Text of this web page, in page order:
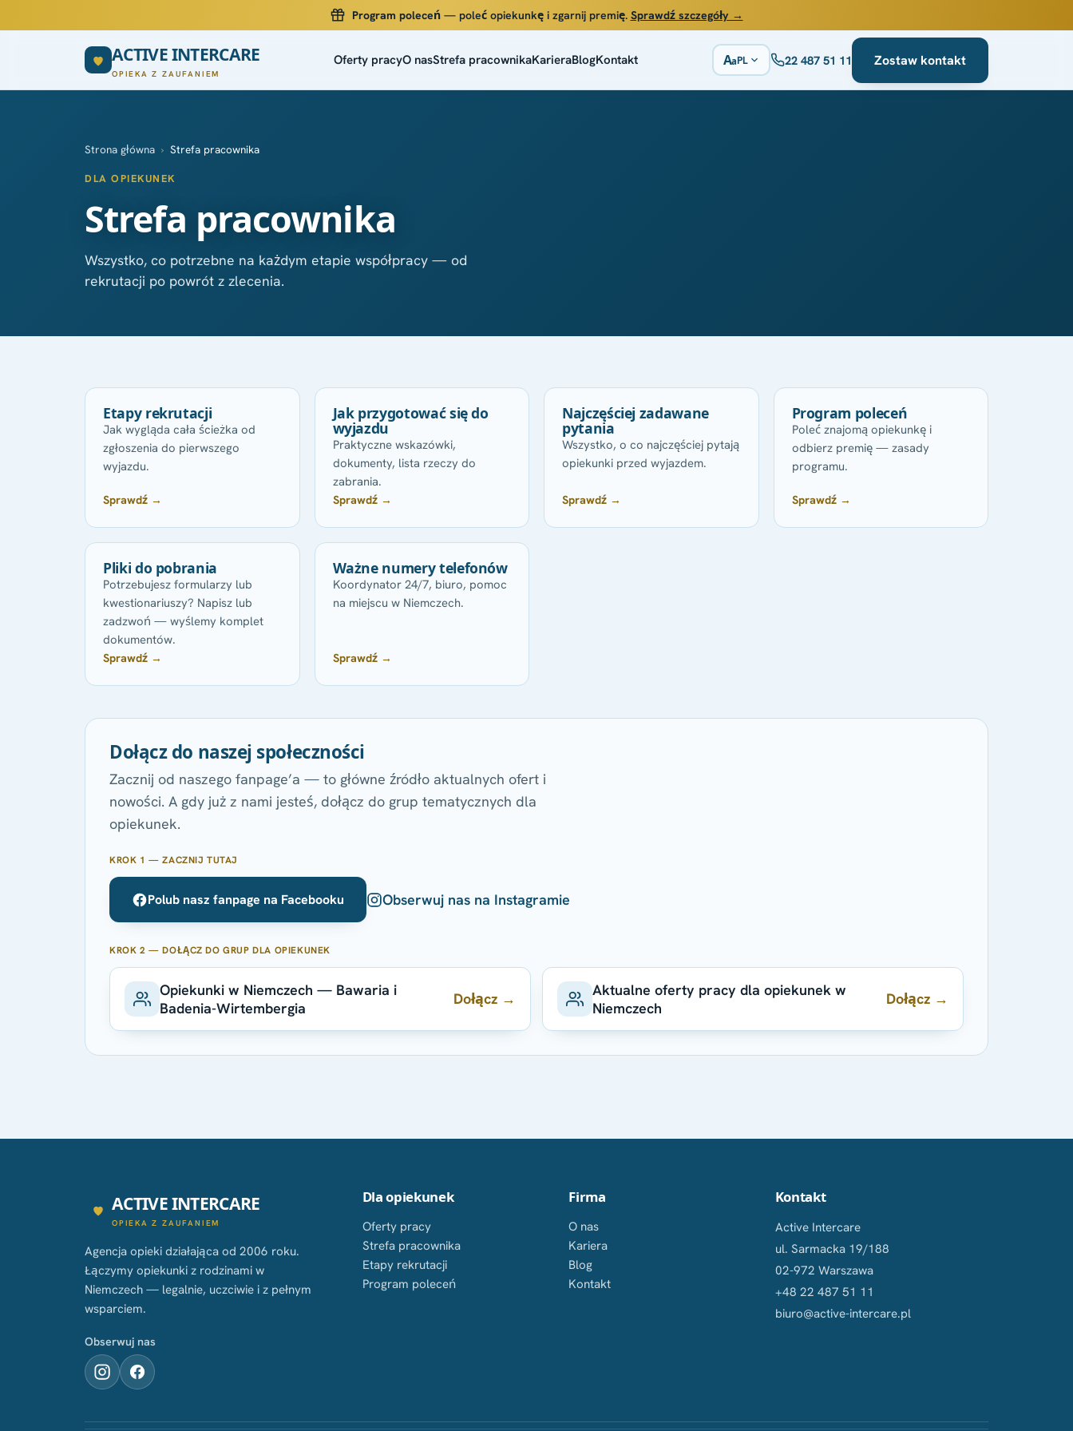
Program poleceń— poleć opiekunkę i zgarnij premię. Sprawdź szczegóły →
ACTIVE INTERCARE
OPIEKA Z ZAUFANIEM
Oferty pracyO nasStrefa pracownikaKarieraBlogKontakt AaPL 22 487 51 11 Zostaw kontakt
Strona główna › Strefa pracownika
DLA OPIEKUNEK
Strefa pracownika
Wszystko, co potrzebne na każdym etapie współpracy — od
rekrutacji po powrót z zlecenia.
Etapy rekrutacji
Jak wygląda cała ścieżka od
zgłoszenia do pierwszego
wyjazdu.
Sprawdź →
Jak przygotować się do
wyjazdu
Praktyczne wskazówki,
dokumenty, lista rzeczy do
zabrania.
Sprawdź →
Najczęściej zadawane
pytania
Wszystko, o co najczęściej pytają
opiekunki przed wyjazdem.
Sprawdź →
Program poleceń
Poleć znajomą opiekunkę i
odbierz premię — zasady
programu.
Sprawdź →
Pliki do pobrania
Potrzebujesz formularzy lub
kwestionariuszy? Napisz lub
zadzwoń — wyślemy komplet
dokumentów.
Sprawdź →
Ważne numery telefonów
Koordynator 24/7, biuro, pomoc
na miejscu w Niemczech.
Sprawdź →
Dołącz do naszej społeczności
Zacznij od naszego fanpage’a — to główne źródło aktualnych ofert i
nowości. A gdy już z nami jesteś, dołącz do grup tematycznych dla
opiekunek.
KROK 1 — ZACZNIJ TUTAJ
Polub nasz fanpage na Facebooku Obserwuj nas na Instagramie
KROK 2 — DOŁĄCZ DO GRUP DLA OPIEKUNEK
Opiekunki w Niemczech — Bawaria i
Badenia-Wirtembergia
Dołącz →
Aktualne oferty pracy dla opiekunek w
Niemczech
Dołącz →
ACTIVE INTERCARE
OPIEKA Z ZAUFANIEM
Agencja opieki działająca od 2006 roku.
Łączymy opiekunki z rodzinami w
Niemczech — legalnie, uczciwie i z pełnym
wsparciem.
Obserwuj nas
Dla opiekunek
Oferty pracy
Strefa pracownika
Etapy rekrutacji
Program poleceń
Firma
O nas
Kariera
Blog
Kontakt
Kontakt
Active Intercare
ul. Sarmacka 19/188
02-972 Warszawa
+48 22 487 51 11
biuro@active-intercare.pl